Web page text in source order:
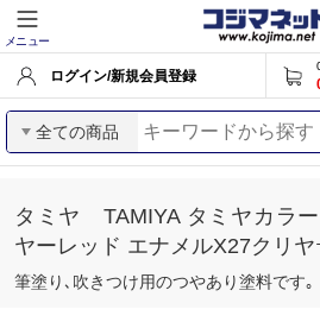
メニュー
ログイン/新規会員登録
全ての商品
タミヤ TAMIYA タミヤカラ
ヤーレッド エナメルX27クリヤ
筆塗り､吹きつけ用のつやあり塗料です｡